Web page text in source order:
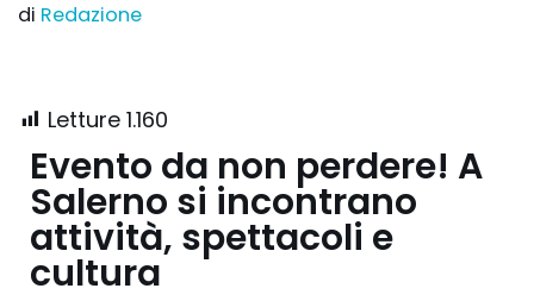
di Redazione
Letture 1.160
Evento da non perdere! A
Salerno si incontrano
attività, spettacoli e
cultura